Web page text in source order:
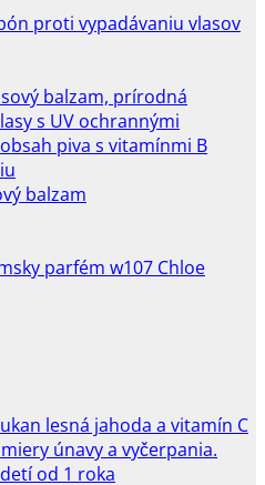
proti vypadávaniu vlasov
balzam
parfém w107 Chloe